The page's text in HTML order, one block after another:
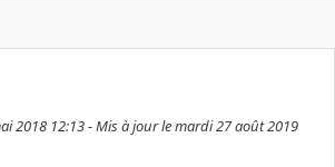
2018 12:13 - Mis à jour le mardi 27 août 2019